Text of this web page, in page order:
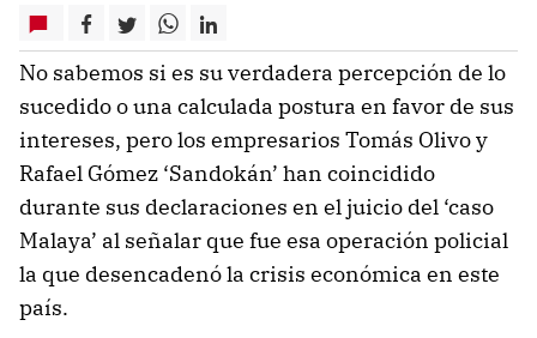
No sabemos si es su verdadera percepción de lo
sucedido o una calculada postura en favor de sus
intereses, pero los empresarios Tomás Olivo y
Rafael Gómez ‘Sandokán’ han coincidido
durante sus declaraciones en el juicio del ‘caso
Malaya’ al señalar que fue esa operación policial
la que desencadenó la crisis económica en este
país.